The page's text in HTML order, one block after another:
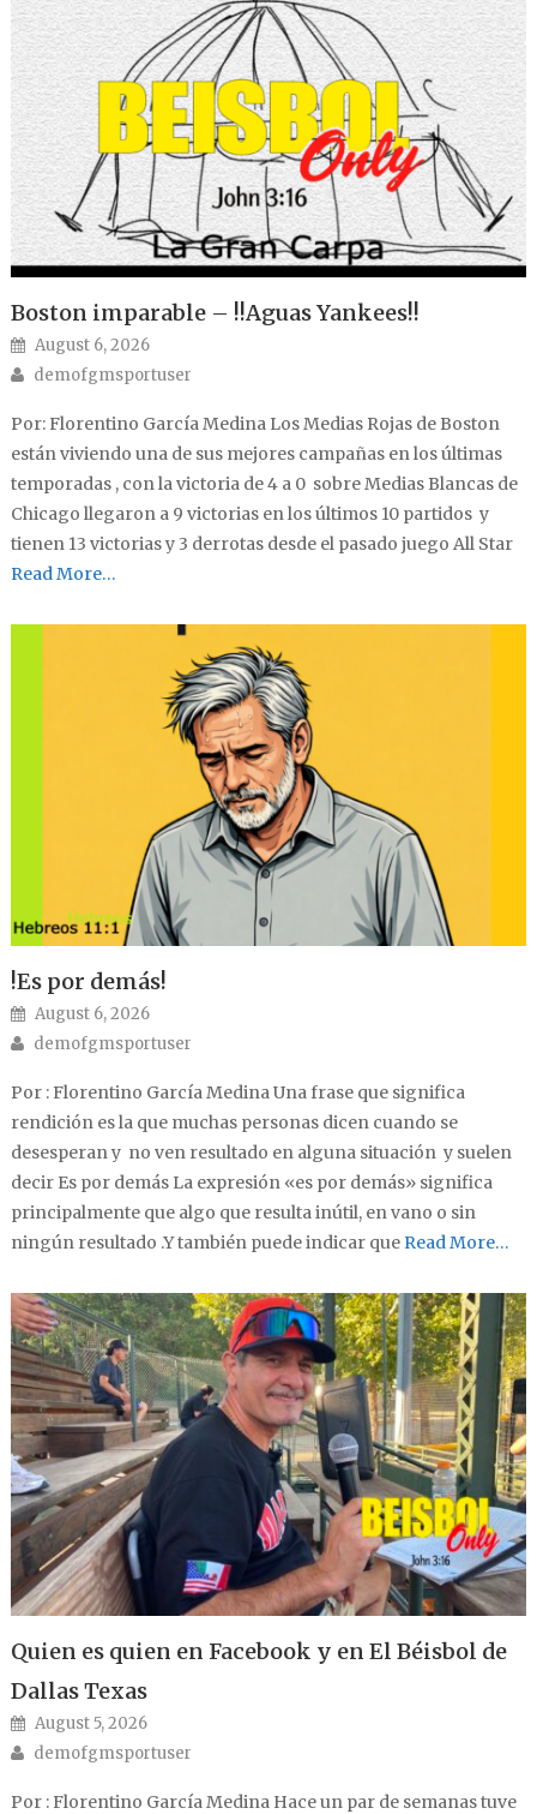
Boston imparable – !!Aguas Yankees!!
Posted on
August 6, 2026
Author
demofgmsportuser
Por: Florentino García Medina Los Medias Rojas de Boston
están viviendo una de sus mejores campañas en los últimas
temporadas , con la victoria de 4 a 0 sobre Medias Blancas de
Chicago llegaron a 9 victorias en los últimos 10 partidos y
tienen 13 victorias y 3 derrotas desde el pasado juego All Star
Read More…
!Es por demás!
Posted on
August 6, 2026
Author
demofgmsportuser
Por : Florentino García Medina Una frase que significa
rendición es la que muchas personas dicen cuando se
desesperan y no ven resultado en alguna situación y suelen
decir Es por demás La expresión «es por demás» significa
principalmente que algo que resulta inútil, en vano o sin
ningún resultado .Y también puede indicar queRead More…
Quien es quien en Facebook y en El Béisbol de
Dallas Texas
Posted on
August 5, 2026
Author
demofgmsportuser
Por : Florentino García Medina Hace un par de semanas tuve